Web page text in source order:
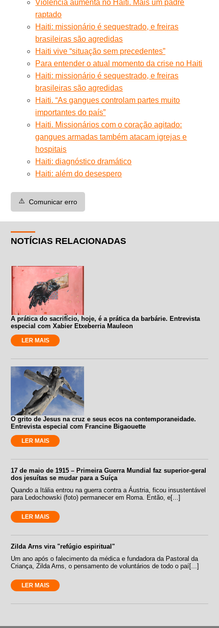
Violência aumenta no Haiti. Mais um padre
raptado
Haiti: missionário é sequestrado, e freiras
brasileiras são agredidas
Haiti vive “situação sem precedentes”
Para entender o atual momento da crise no Haiti
Haiti: missionário é sequestrado, e freiras
brasileiras são agredidas
Haiti. “As gangues controlam partes muito
importantes do país”
Haiti. Missionários com o coração agitado:
gangues armadas também atacam igrejas e
hospitais
Haiti: diagnóstico dramático
Haiti: além do desespero
⚠️ Comunicar erro
NOTÍCIAS RELACIONADAS
A prática do sacrifício, hoje, é a prática da barbárie. Entrevista
especial com Xabier Etxeberria Mauleon
LER MAIS
O grito de Jesus na cruz e seus ecos na contemporaneidade.
Entrevista especial com Francine Bigaouette
LER MAIS
17 de maio de 1915 – Primeira Guerra Mundial faz superior-geral
dos jesuítas se mudar para a Suíça
Quando a Itália entrou na guerra contra a Áustria, ficou insustentável
para Ledochowski (foto) permanecer em Roma. Então, e[...]
LER MAIS
Zilda Arns vira "refúgio espiritual"
Um ano após o falecimento da médica e fundadora da Pastoral da
Criança, Zilda Arns, o pensamento de voluntários de todo o paí[...]
LER MAIS